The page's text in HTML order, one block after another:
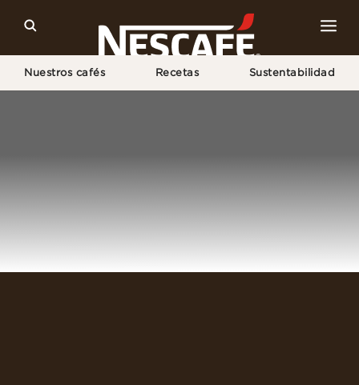
Nuestros cafés Recetas Sustentabilidad